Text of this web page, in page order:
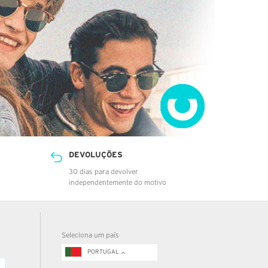
DEVOLUÇÕES
30 dias para devolver
independentemente do motivo
Seleciona um país
PORTUGAL